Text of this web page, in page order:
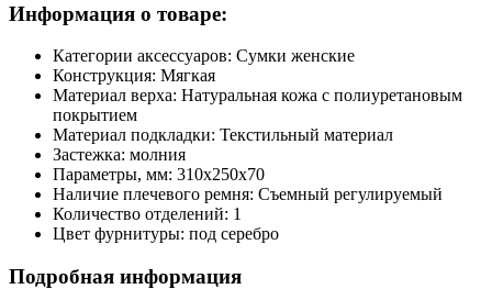
Информация о товаре:
Категории аксессуаров: Сумки женские
Конструкция: Мягкая
Материал верха: Натуральная кожа с полиуретановым
покрытием
Материал подкладки: Текстильный материал
Застежка: молния
Параметры, мм: 310х250х70
Наличие плечевого ремня: Съемный регулируемый
Количество отделений: 1
Цвет фурнитуры: под серебро
Подробная информация